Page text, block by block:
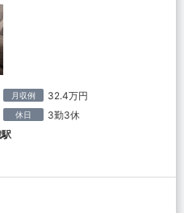
月収例 32.4万円
休日 3勤3休